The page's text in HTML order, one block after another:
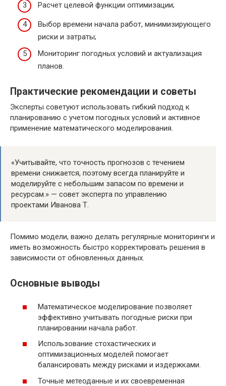
Расчет целевой функции оптимизации;
Выбор времени начала работ, минимизирующего
риски и затраты;
Мониторинг погодных условий и актуализация
планов.
Практические рекомендации и советы
Эксперты советуют использовать гибкий подход к
планированию с учетом погодных условий и активное
применение математического моделирования.
«Учитывайте, что точность прогнозов с течением
времени снижается, поэтому всегда планируйте и
моделируйте с небольшим запасом по времени и
ресурсам.» — совет эксперта по управлению
проектами Иванова Т.
Помимо модели, важно делать регулярные мониторинги и
иметь возможность быстро корректировать решения в
зависимости от обновленных данных.
Основные выводы
Математическое моделирование позволяет
эффективно учитывать погодные риски при
планировании начала работ.
Использование стохастических и
оптимизационных моделей помогает
балансировать между рисками и издержками.
Точные метеоданные и их своевременная